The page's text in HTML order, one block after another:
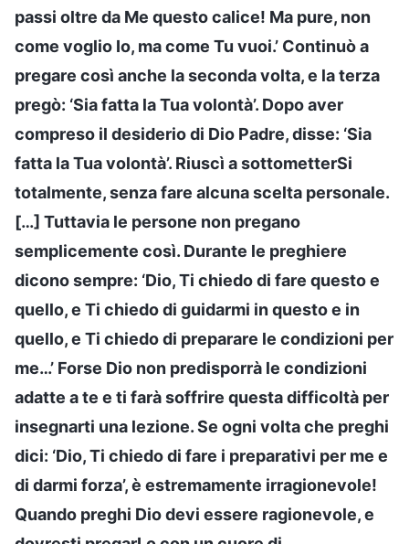
passi oltre da Me questo calice! Ma pure, non
come voglio Io, ma come Tu vuoi.’ Continuò a
pregare così anche la seconda volta, e la terza
pregò: ‘Sia fatta la Tua volontà’. Dopo aver
compreso il desiderio di Dio Padre, disse: ‘Sia
fatta la Tua volontà’. Riuscì a sottometterSi
totalmente, senza fare alcuna scelta personale.
[…] Tuttavia le persone non pregano
semplicemente così. Durante le preghiere
dicono sempre: ‘Dio, Ti chiedo di fare questo e
quello, e Ti chiedo di guidarmi in questo e in
quello, e Ti chiedo di preparare le condizioni per
me…’ Forse Dio non predisporrà le condizioni
adatte a te e ti farà soffrire questa difficoltà per
insegnarti una lezione. Se ogni volta che preghi
dici: ‘Dio, Ti chiedo di fare i preparativi per me e
di darmi forza’, è estremamente irragionevole!
Quando preghi Dio devi essere ragionevole, e